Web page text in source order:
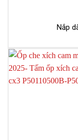
Nắp